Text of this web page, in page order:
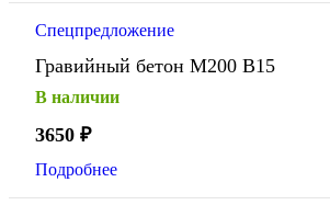
Спецпредложение
Гравийный бетон М200 В15
В наличии
3650 ₽
Подробнее